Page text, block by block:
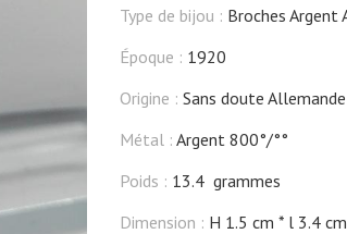
Type de bijou : Broches Argent
Époque : 1920
Origine : Sans doute Allemande
Métal : Argent 800°/°°
Poids : 13.4 grammes
Dimension : H 1.5 cm
l 3.4 cm